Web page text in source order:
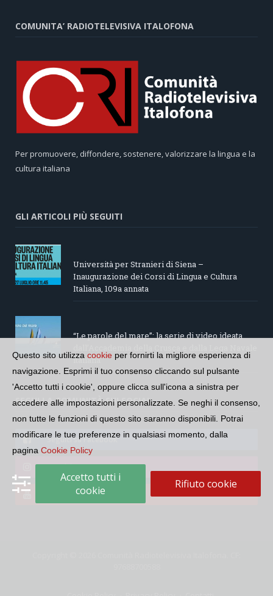
COMUNITA’ RADIOTELEVISIVA ITALOFONA
Per promuovere, diffondere, sostenere, valorizzare la lingua e la
cultura italiana
GLI ARTICOLI PIÙ SEGUITI
Università per Stranieri di Siena –
Inaugurazione dei Corsi di Lingua e Cultura
Italiana, 109a annata
“Le parole del mare”: la serie di video ideata
italiana
SEGUI LA COMUNITÀ SUI SOCIAL
Seguici su Facebook
Seguici su Instagram
Seguici su YouTube
Questo sito utilizza cookie per fornirti la migliore esperienza di
navigazione. Esprimi il tuo consenso cliccando sul pulsante
'Accetto tutti i cookie', oppure clicca sull'icona a sinistra per
accedere alle impostazioni personalizzate. Se neghi il consenso,
non tutte le funzioni di questo sito saranno disponibili. Potrai
modificare le tue preferenze in qualsiasi momento, dalla
pagina Cookie Policy
Accetto tutti i
cookie
Rifiuto cookie